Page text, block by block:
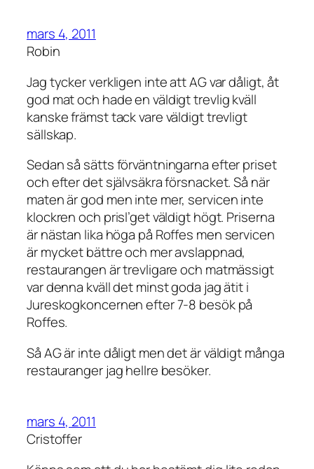
mars 4, 2011
Robin
Jag tycker verkligen inte att AG var dåligt, åt
god mat och hade en väldigt trevlig kväll
kanske främst tack vare väldigt trevligt
sällskap.
Sedan så sätts förväntningarna efter priset
och efter det självsäkra försnacket. Så när
maten är god men inte mer, servicen inte
klockren och prisl’get väldigt högt. Priserna
är nästan lika höga på Roffes men servicen
är mycket bättre och mer avslappnad,
restaurangen är trevligare och matmässigt
var denna kväll det minst goda jag ätit i
Jureskogkoncernen efter 7-8 besök på
Roffes.
Så AG är inte dåligt men det är väldigt många
restauranger jag hellre besöker.
mars 4, 2011
Cristoffer